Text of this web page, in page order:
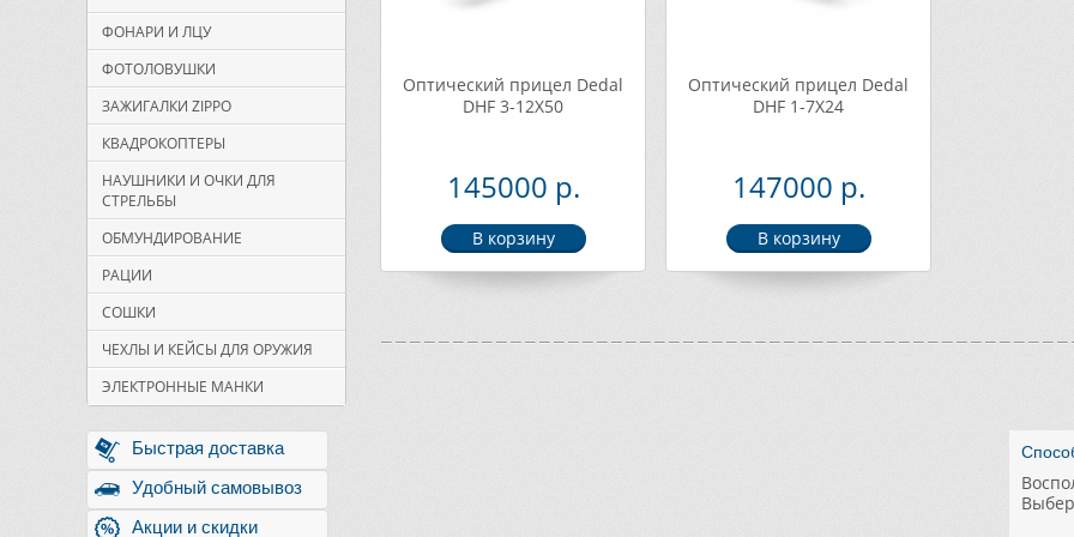
ФОНАРИ И ЛЦУ
ФОТОЛОВУШКИ
ЗАЖИГАЛКИ ZIPPO
КВАДРОКОПТЕРЫ
НАУШНИКИ И ОЧКИ ДЛЯ
СТРЕЛЬБЫ
ОБМУНДИРОВАНИЕ
РАЦИИ
СОШКИ
ЧЕХЛЫ И КЕЙСЫ ДЛЯ ОРУЖИЯ
ЭЛЕКТРОННЫЕ МАНКИ
Быстрая доставка
Удобный самовывоз
Акции и скидки
-
-
Акции
-
-
-
Для
Оптический прицел Dedal
DHF 3-12Х50
145000 р.
Оптический прицел Dedal
DHF 1-7Х24
147000 р.